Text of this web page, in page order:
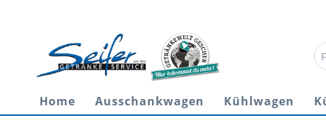
Home Ausschank­wagen Kühlwagen